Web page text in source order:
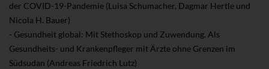
der COVID-19-Pandemie (Luisa Schumacher, Dagmar Hertle und
Nicola H. Bauer)
- Gesundheit global: Mit Stethoskop und Zuwendung. Als
Gesundheits- und Krankenpfleger mit Ärzte ohne Grenzen im
Südsudan (Andreas Friedrich Lutz)